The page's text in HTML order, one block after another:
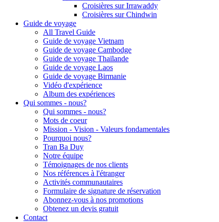
Croisières sur Irrawaddy
Croisières sur Chindwin
Guide de voyage
All Travel Guide
Guide de voyage Vietnam
Guide de voyage Cambodge
Guide de voyage Thaïlande
Guide de voyage Laos
Guide de voyage Birmanie
Vidéo d'expérience
Album des expériences
Qui sommes - nous?
Qui sommes - nous?
Mots de coeur
Mission - Vision - Valeurs fondamentales
Pourquoi nous?
Tran Ba Duy
Notre équipe
Témoignages de nos clients
Nos références à l'étranger
Activités communautaires
Formulaire de signature de réservation
Abonnez-vous à nos promotions
Obtenez un devis gratuit
Contact